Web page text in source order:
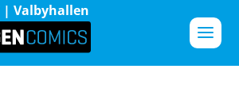
| Valbyhallen